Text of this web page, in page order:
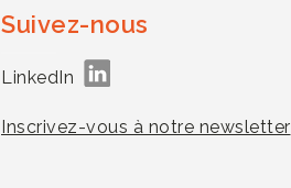
Suivez-nous
LinkedIn
Inscrivez-vous à notre newsletter